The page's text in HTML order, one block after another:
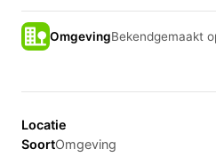
OmgevingBekendgemaakt
Locatie
SoortOmgeving